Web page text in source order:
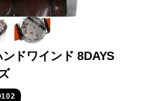
オメガ
ドワインド 8DAYS